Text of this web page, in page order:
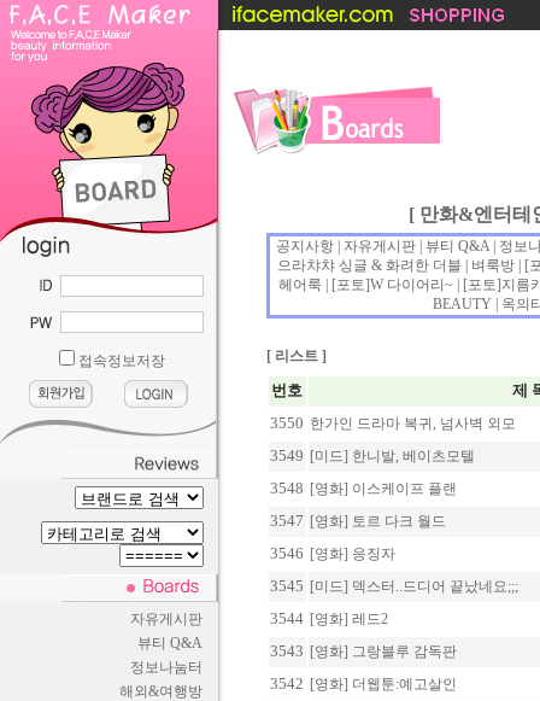
접속정보저장
자유게시판
뷰티 Q&A
정보나눔터
해외&여행방
[ 만화&엔터테
공지사항 자유게시판 뷰티 Q&A| 정보
으라챠챠 싱글 & 화려한 더블
벼룩방 | [
헤어룩 | [포토]W 다이어리~ | [포토] 지름
BEAUTY
옥의
[ 리스트]
번호
제
3550 한가인 드라마 복귀, 넘사벽 외모
3549 [미드] 한니발, 베이츠모텔
3548 [영화] 이스케이프 플랜
3547 [영화] 토르 다크 월드
3546 [영화] 응징자
3545 [미드] 덱스터..드디어 끝났네요;;;
3544 [영화] 레드2
3543 [영화] 그랑블루 감독판
3542 [영화] 더웹툰:예고살인